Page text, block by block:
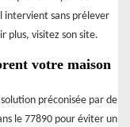
intervient sans prélever
plus, visitez son site.
votre maison
préconisée par de
le 77890 pour éviter un